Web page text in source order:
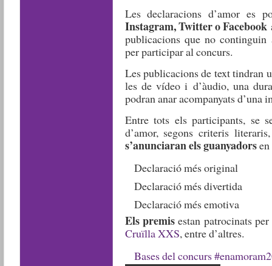
Les declaracions d’amor es
Instagram, Twitter o Facebook
publicacions que no continguin
per participar al concurs.
Les publicacions de text tindran
les de vídeo i d’àudio, una
podran anar acompanyats d’una
Entre tots els participants, se
d’amor, segons criteris
s’anunciaran els guanyadorsen
Declaració més original
Declaració més divertida
Declaració més emotiva
Els premisestan patrocinats per
Cruïlla XXS, entre d’altres.
Bases del concurs